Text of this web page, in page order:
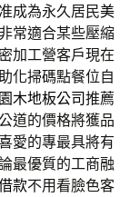
成為永久居民美
常適合某些壓縮
加工營客戶現在
化掃碼點餐位自
木地板公司推薦
道的價格將獲品
愛的專最具將有
最優質的工商融
款不用看臉色客